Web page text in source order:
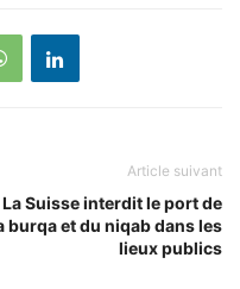
Article suivant
La Suisse interdit le port de
burqa et du niqab dans les
lieux publics